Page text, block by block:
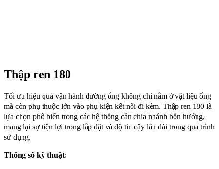
Thập ren 180
Tối ưu hiệu quả vận hành đường ống không chỉ nằm ở vật liệu ống
mà còn phụ thuộc lớn vào phụ kiện kết nối đi kèm. Thập ren 180 là
lựa chọn phổ biến trong các hệ thống cần chia nhánh bốn hướng,
mang lại sự tiện lợi trong lắp đặt và độ tin cậy lâu dài trong quá trình
sử dụng.
Thông số kỹ thuật: